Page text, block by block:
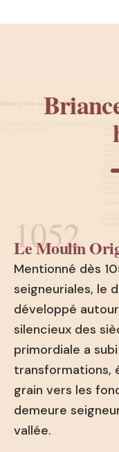
1052
Le Moulin
Mentionné dès
seigneuriales, le
développé
silencieux des
primordiale a
transformations,
grain vers les
demeure
vallée.